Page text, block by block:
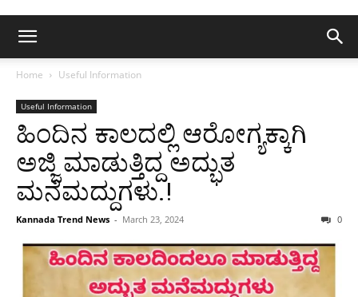
Home Useful Information
Useful Information
ಹಿಂದಿನ ಕಾಲದಲ್ಲಿ ಆರೋಗ್ಯಕ್ಕಾಗಿ
ಅಜ್ಜಿ ಮಾಡುತ್ತಿದ್ದ ಅದ್ಭುತ
ಮನೆಮದ್ದುಗಳು.!
Kannada Trend News - March 23, 2024 0